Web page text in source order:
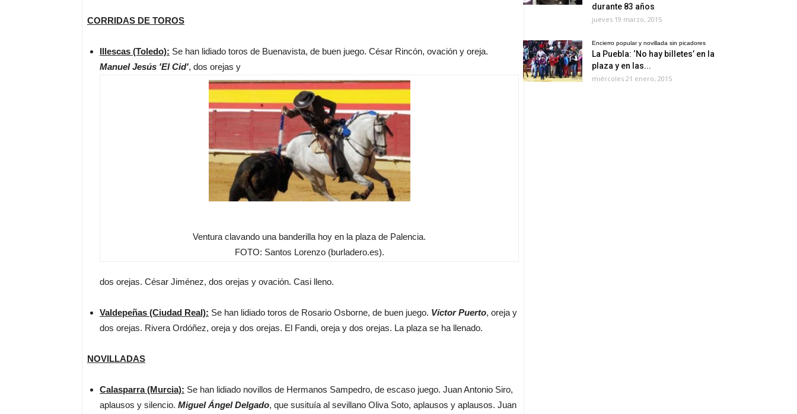
CORRIDAS DE TOROS
Illescas (Toledo): Se han lidiado toros de Buenavista, de buen juego. César Rincón, ovación y oreja.
Manuel Jesús 'El Cid', dos orejas y
Ventura clavando una banderilla hoy en la plaza de Palencia.
FOTO: Santos Lorenzo (burladero.es).
dos orejas. César Jiménez, dos orejas y ovación. Casi lleno.
Valdepeñas (Ciudad Real): Se han lidiado toros de Rosario Osborne, de buen juego. Víctor Puerto, oreja y
dos orejas. Rivera Ordóñez, oreja y dos orejas. El Fandi, oreja y dos orejas. La plaza se ha llenado.
NOVILLADAS
Calasparra (Murcia): Se han lidiado novillos de Hermanos Sampedro, de escaso juego. Juan Antonio Siro,
aplausos y silencio. Miguel Ángel Delgado, que susituía al sevillano Oliva Soto, aplausos y aplausos. Juan
durante 83 años
jueves 19 marzo, 2015
Encierro popular y novillada sin picadores
La Puebla: ‘No hay billetes’ en la
plaza y en las...
miércoles 21 enero, 2015